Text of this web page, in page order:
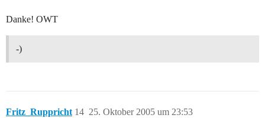
Danke! OWT
-)
Fritz_Ruppricht 25. Oktober 2005 um 23:53
14